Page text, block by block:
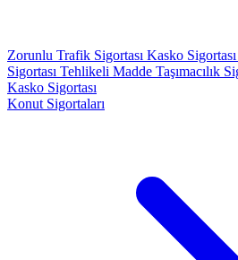
Zorunlu Trafik Sigortası Kasko Sigortası
Sigortası Tehlikeli Madde Taşımacılık
Kasko Sigortası
Konut Sigortaları